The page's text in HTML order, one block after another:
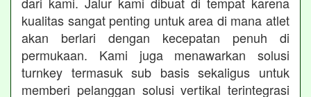
kualitas sangat penting untuk area di mana atlet
akan berlari dengan kecepatan penuh di
permukaan. Kami juga menawarkan solusi
turnkey termasuk sub basis sekaligus untuk
memberi pelanggan solusi vertikal terintegrasi